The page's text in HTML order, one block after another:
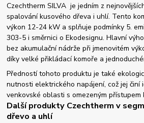
Czechtherm SILVA je jedním z
spalování kusového dřeva i uhlí. Tento
výkon 12-24 kW a splňuje podmínky 5.
303-5 i směrnici o Ekodesignu. Hlavní
bez akumulační nádrže při jmenovitém
díky velké přikládací komoře a
Předností tohoto produktu je také
nutnosti elektrického napájení, což jej činí
venkovské oblasti s omezeným přístupem
Další produkty Czechtherm v
dřevo a uhlí